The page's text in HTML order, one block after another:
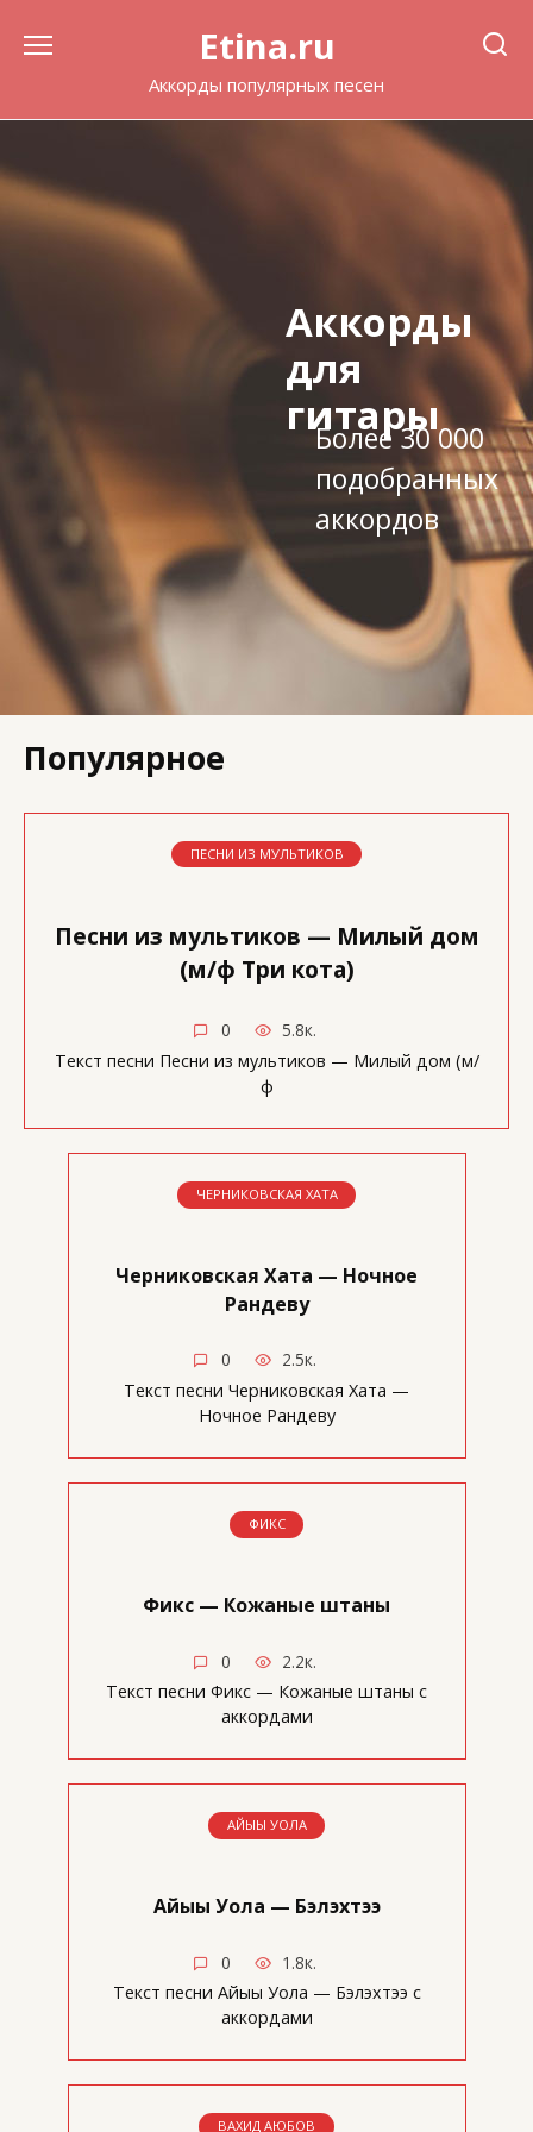
Etina.ru
Аккорды популярных песен
Аккорды
для
гитары
Более 30 000
подобранных
аккордов
Популярное
ПЕСНИ ИЗ МУЛЬТИКОВ
Песни из мультиков — Милый дом
(м/ф Три кота)
0
5.8к.
Текст песни Песни из мультиков — Милый дом (м/
ф
ЧЕРНИКОВСКАЯ ХАТА
Черниковская Хата — Ночное
Рандеву
0
2.5к.
Текст песни Черниковская Хата —
Ночное Рандеву
ФИКС
Фикс — Кожаные штаны
0
2.2к.
Текст песни Фикс — Кожаные штаны с
аккордами
АЙЫЫ УОЛА
Айыы Уола — Бэлэхтээ
0
1.8к.
Текст песни Айыы Уола — Бэлэхтээ с
аккордами
ВАХИД АЮБОВ